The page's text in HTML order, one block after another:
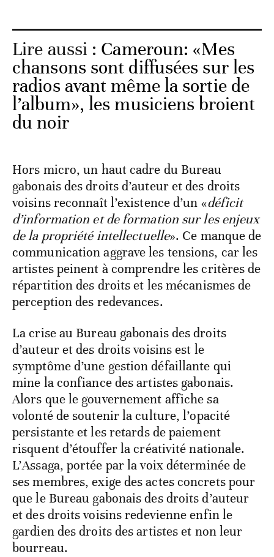
Lire aussi : Cameroun: «Mes
chansons sont diffusées sur les
radios avant même la sortie de
l’album», les musiciens broient
du noir
Hors micro, un haut cadre du Bureau
gabonais des droits d’auteur et des droits
voisins reconnaît l’existence d’un «déficit
d’information et de formation sur les enjeux
de la propriété intellectuelle». Ce manque de
communication aggrave les tensions, car les
artistes peinent à comprendre les critères de
répartition des droits et les mécanismes de
perception des redevances.
La crise au Bureau gabonais des droits
d’auteur et des droits voisins est le
symptôme d’une gestion défaillante qui
mine la confiance des artistes gabonais.
Alors que le gouvernement affiche sa
volonté de soutenir la culture, l’opacité
persistante et les retards de paiement
risquent d’étouffer la créativité nationale.
L’Assaga, portée par la voix déterminée de
ses membres, exige des actes concrets pour
que le Bureau gabonais des droits d’auteur
et des droits voisins redevienne enfin le
gardien des droits des artistes et non leur
bourreau.